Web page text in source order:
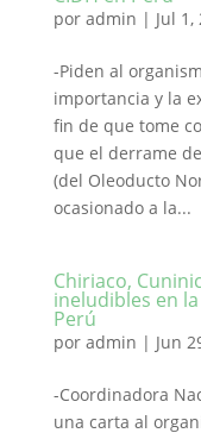
por admin | Jul 1,
-Piden al
importancia y la
fin de que tome
que el derrame
(del Oleoducto
ocasionado a la...
Chiriaco,
ineludibles en
Perú
por admin | Jun
-Coordinadora
una carta al